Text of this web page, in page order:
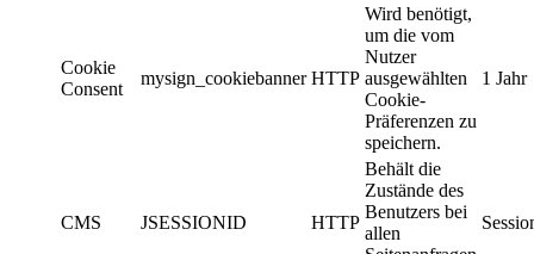
Cookie
Consent
mysign_cookiebanner HTTP
Wird benötigt,
um die vom
Nutzer
ausgewählten
Cookie-
Präferenzen zu
speichern.
1 Jahr
CMS JSESSIONID HTTP
Behält die
Zustände des
Benutzers bei
allen